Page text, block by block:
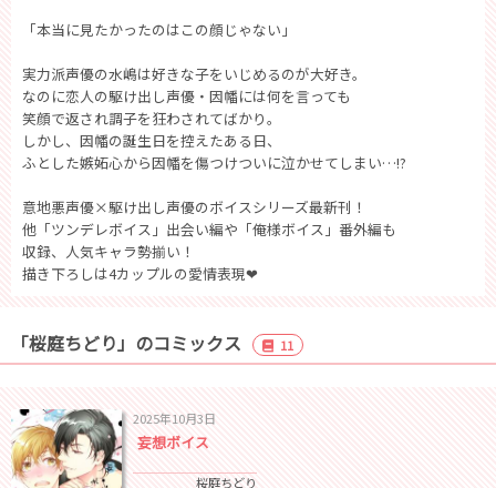
「本当に見たかったのはこの顔じゃない」
実力派声優の水嶋は好きな子をいじめるのが大好き。
なのに恋人の駆け出し声優・因幡には何を言っても
笑顔で返され調子を狂わされてばかり。
しかし、因幡の誕生日を控えたある日、
ふとした嫉妬心から因幡を傷つけついに泣かせてしまい…!?
意地悪声優×駆け出し声優のボイスシリーズ最新刊！
他「ツンデレボイス」出会い編や「俺様ボイス」番外編も
収録、人気キャラ勢揃い！
描き下ろしは4カップルの愛情表現❤
「桜庭ちどり」のコミックス 11
2025年10月3日
妄想ボイス
桜庭ちどり